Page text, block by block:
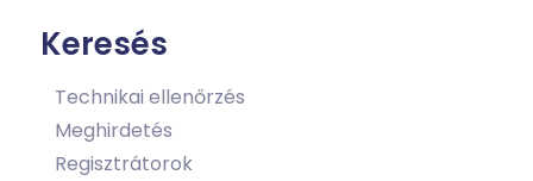
Keresés
Technikai ellenőrzés
Meghirdetés
Regisztrátorok